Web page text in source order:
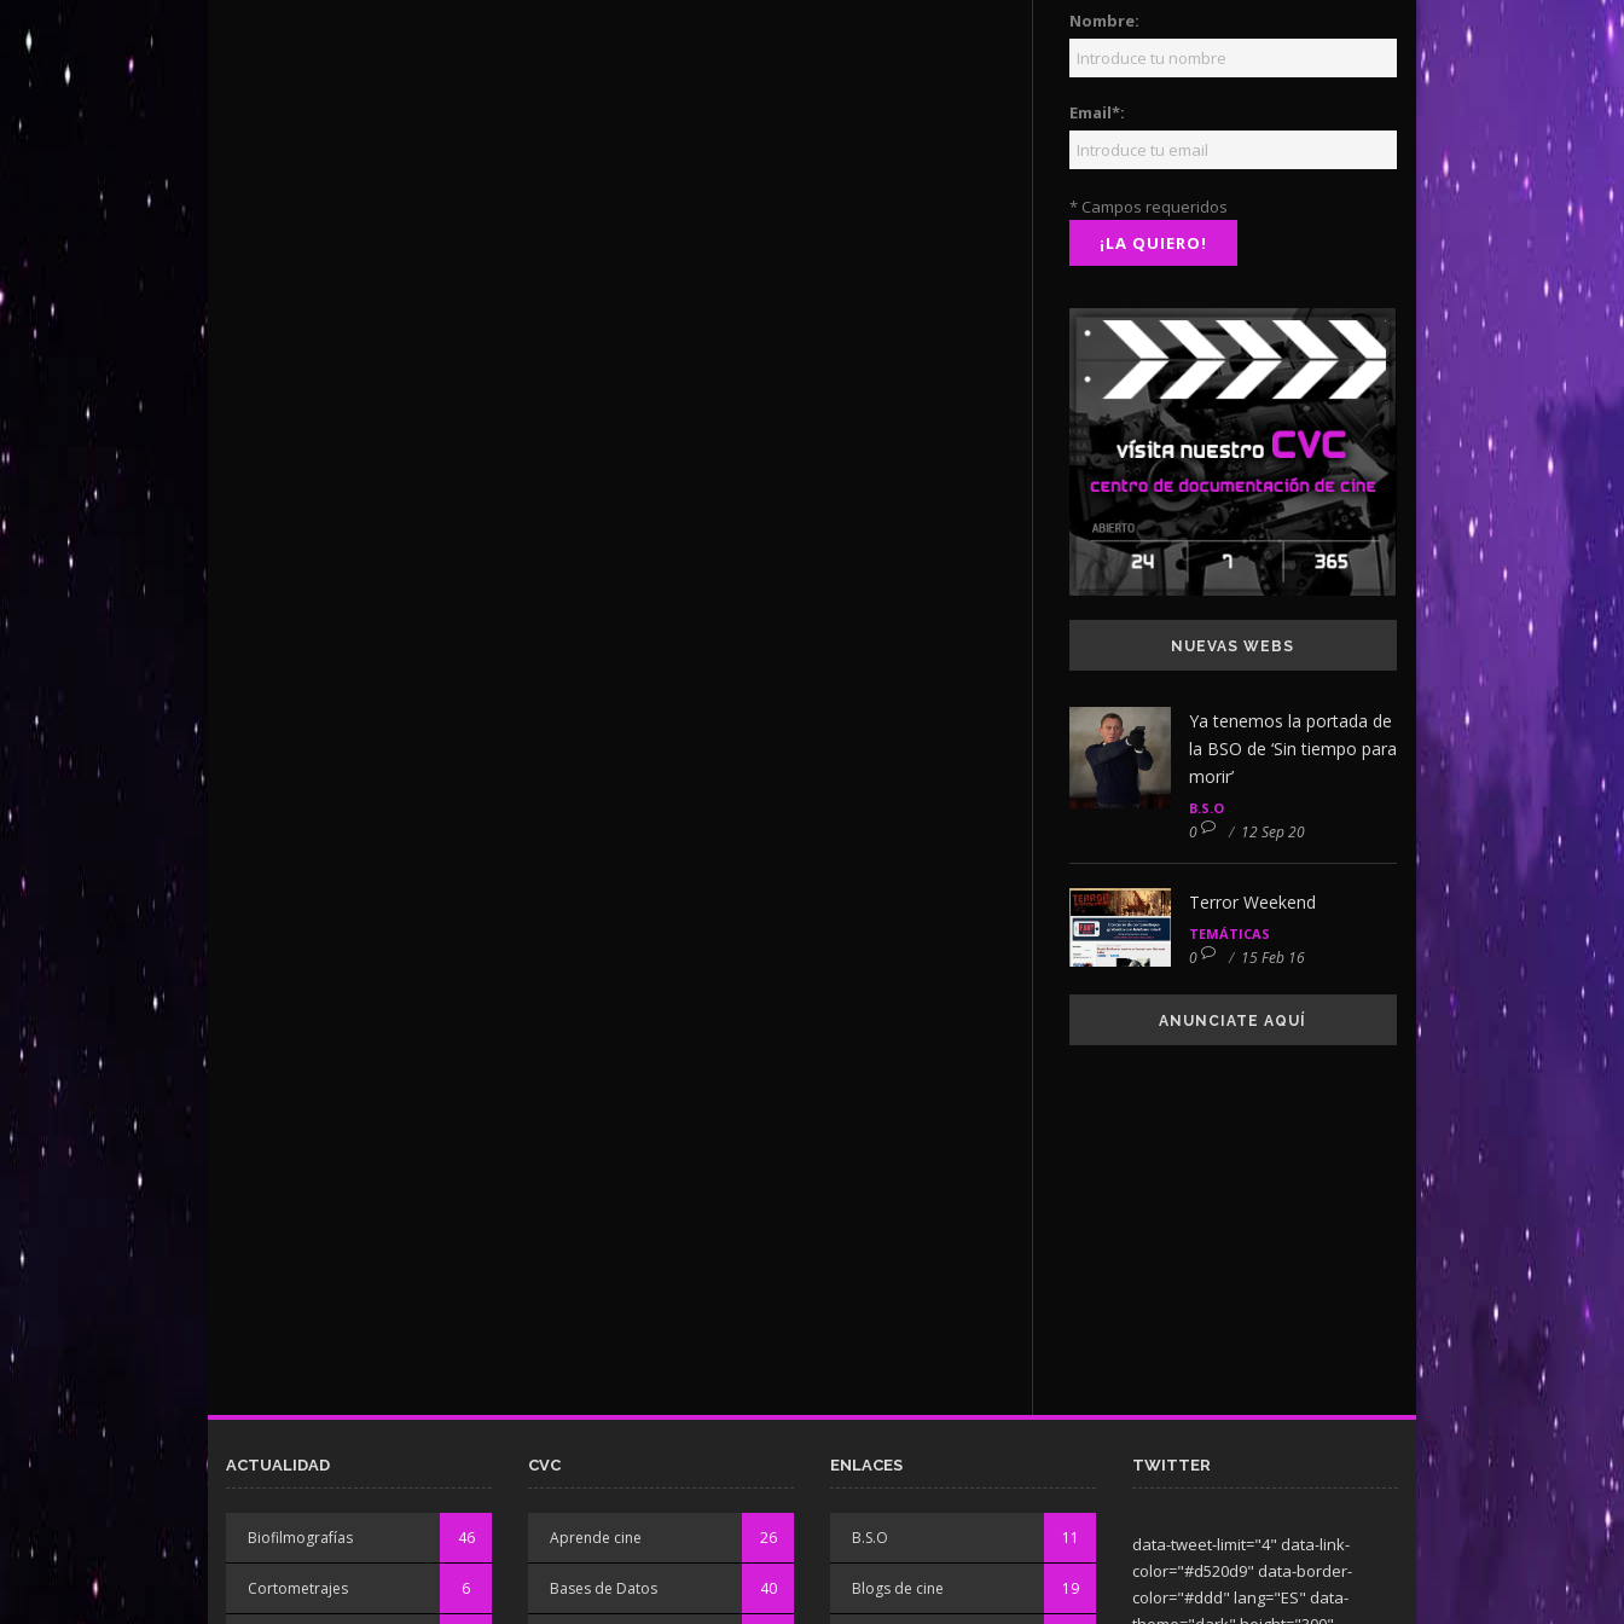
Nombre:
Email*:
* Campos requeridos
NUEVAS WEBS
Ya tenemos la portada de
la BSO de ‘Sin tiempo para
morir’
B.S.O
0 / 12 Sep 20
Terror Weekend
TEMÁTICAS
0 / 15 Feb 16
ANUNCIATE AQUÍ
ACTUALIDAD
Biofilmografías 46
Cortometrajes 6
CVC
Aprende cine 26
Bases de Datos 40
ENLACES
B.S.O 11
Blogs de cine 19
TWITTER
data-tweet-limit="4" data-link-
color="#d520d9" data-border-
color="#ddd" lang="ES" data-